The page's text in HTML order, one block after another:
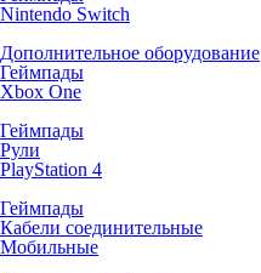
Nintendo Switch
Дополнительное оборудование
Геймпады
Xbox One
Геймпады
Рули
PlayStation 4
Геймпады
Кабели соединительные
Мобильные